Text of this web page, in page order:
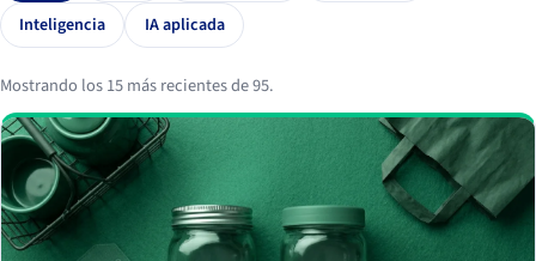
Inteligencia
IA aplicada
Mostrando los 15 más recientes de 95.